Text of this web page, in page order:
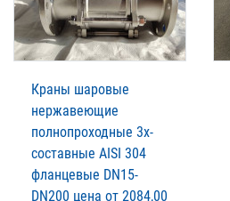
Краны шаровые
нержавеющие
полнопроходные 3х-
составные AISI 304
фланцевые DN15-
DN200 цена от 2084,00